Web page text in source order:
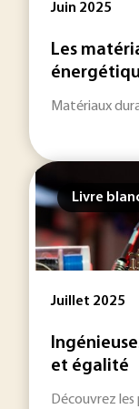
Juin 2025
Les
Matériaux
Livre
Juillet 2025
et égalité
Découvrez